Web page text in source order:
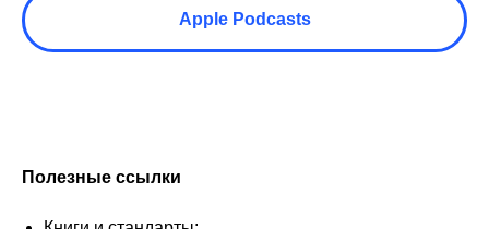
Apple Podcasts
Полезные ссылки